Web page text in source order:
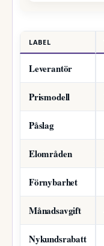
LABEL
Leverantör
Prismodell
Påslag
Elområden
Förnybarhet
Månadsavgift
Nykundsrabatt